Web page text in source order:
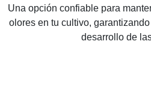
Una opción confiable para
olores en tu cultivo,
desarrollo de